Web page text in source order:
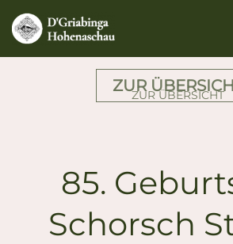
Inhalt
springen
ZURZUR ÜBERSICHT
85.
Schorsch